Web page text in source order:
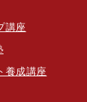
講座
養成講座